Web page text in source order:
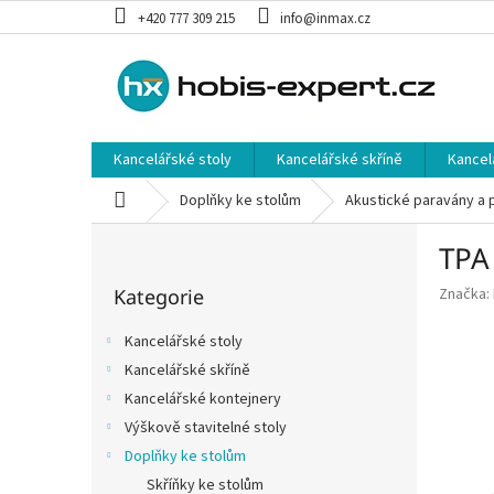
na
+420 777 309 215 info@inmax.cz
Kancelářské stoly Kancelářské skříně
Domů Doplňky ke stolům Akustické paravány a
kategorie
Kategorie
Kancelářské stoly
Kancelářské skříně
Kancelářské kontejnery
Výškově stavitelné stoly
Doplňky ke stolům
Skříňky ke stolům
Značka: